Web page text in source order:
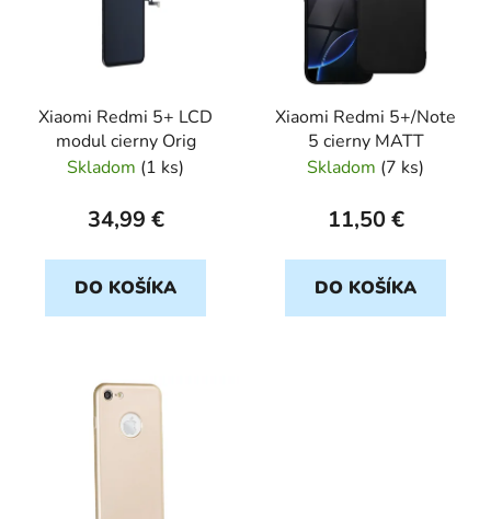
Xiaomi Redmi 5+ LCD
modul cierny Orig
Skladom (1 ks)
34,99 €
DO KOŠÍKA
Xiaomi Redmi 5+/Note
5 cierny MATT
Skladom (7 ks)
11,50 €
DO KOŠÍKA